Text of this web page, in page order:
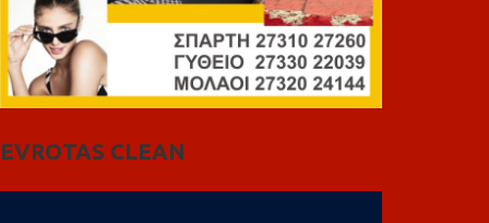
EVROTAS CLEAN